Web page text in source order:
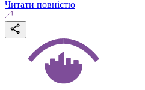
Читати повністю